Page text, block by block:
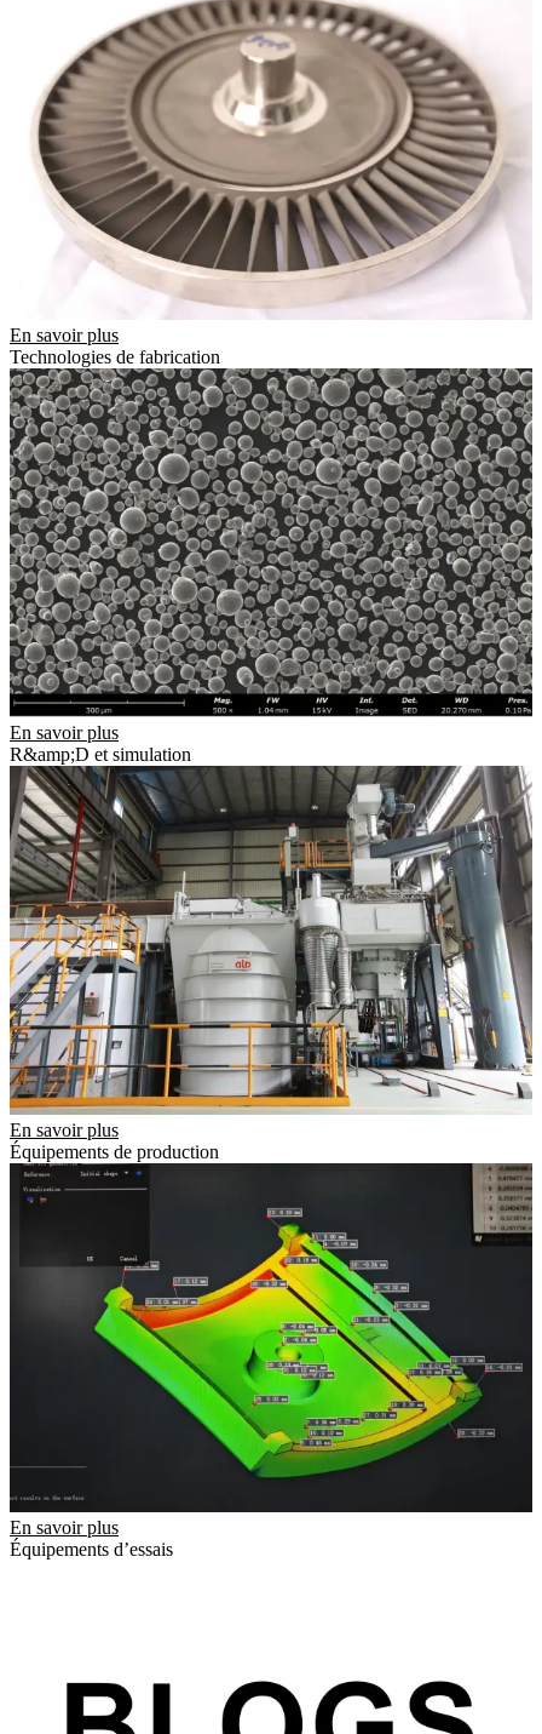
En savoir plus
Technologies de fabrication
En savoir plus
R&amp;D et simulation
En savoir plus
Équipements de production
En savoir plus
Équipements d’essais